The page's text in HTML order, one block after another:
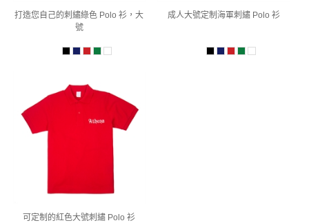
打造您自己的刺繡綠色 Polo 衫，大
號
成人大號定制海軍刺繡 Polo 衫
可定制的紅色大號刺繡 Polo 衫